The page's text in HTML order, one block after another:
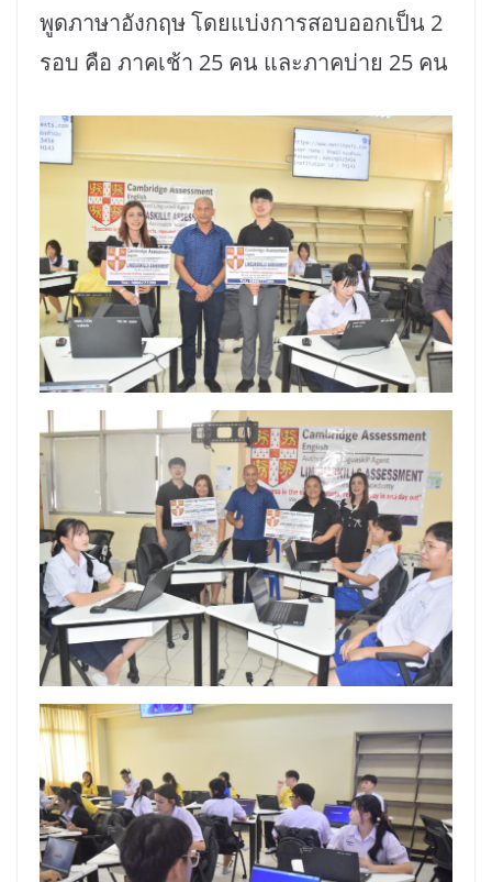
พูดภาษาอังกฤษ โดยแบ่งการสอบออกเป็น 2
รอบ คือ ภาคเช้า 25 คน และภาคบ่าย 25 คน